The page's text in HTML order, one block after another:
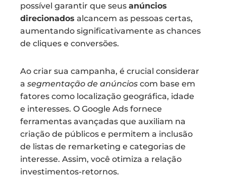
possível garantir que seus anúncios
direcionados alcancem as pessoas certas,
aumentando significativamente as chances
de cliques e conversões.
Ao criar sua campanha, é crucial considerar
a segmentação de anúncios com base em
fatores como localização geográfica, idade
e interesses. O Google Ads fornece
ferramentas avançadas que auxiliam na
criação de públicos e permitem a inclusão
de listas de remarketing e categorias de
interesse. Assim, você otimiza a relação
investimentos-retornos.